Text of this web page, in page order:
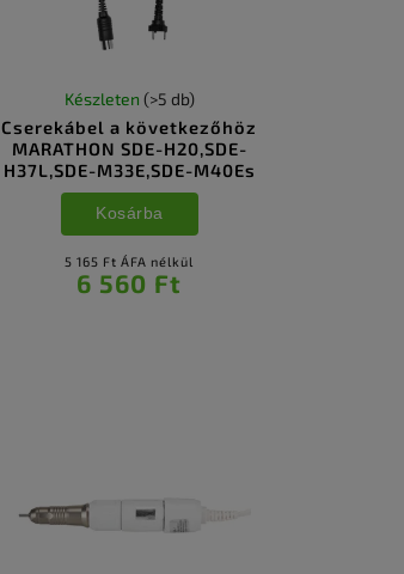
Cserekábel a következőhöz
MARATHON SDE-H20,SDE-
H37L,SDE-M33E,SDE-M40Es
Készleten (>5 db)
5 165 Ft ÁFA nélkül
6 560 Ft
Kosárba